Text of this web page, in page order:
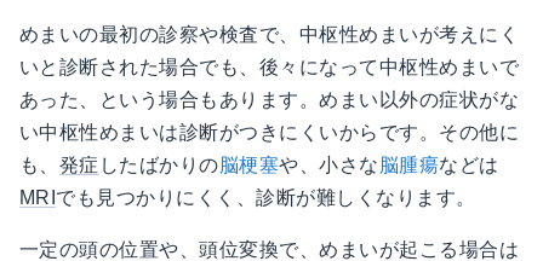
めまいの最初の診察や検査で、中枢性めまいが考えにく
いと診断された場合でも、後々になって中枢性めまいで
あった、という場合もあります。めまい以外の症状がな
い中枢性めまいは診断がつきにくいからです。その他に
も、 発症 したばかりの 脳梗塞や、小さな 脳腫瘍などは
MRI でも見つかりにくく、診断が難しくなります。
一定の頭の位置や、頭位変換で、めまいが起こる場合は